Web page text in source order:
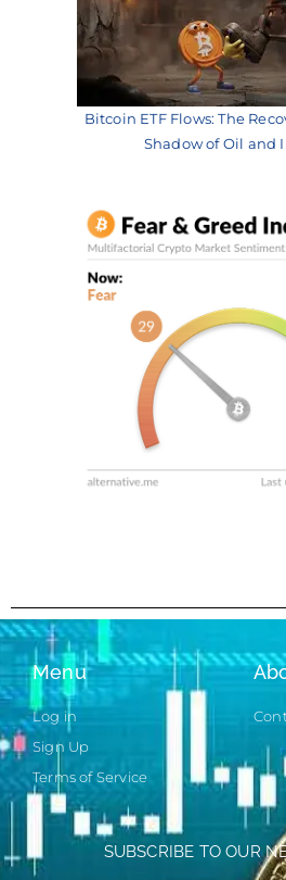
Bitcoin ETF Flows: The
Shadow of Oil and
Menu
Log in
Sign Up
Terms of Service
SUBSCRIBE TO OUR